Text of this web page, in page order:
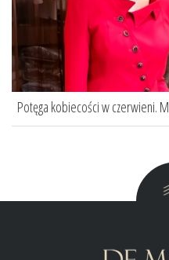
Elegancka niebieska